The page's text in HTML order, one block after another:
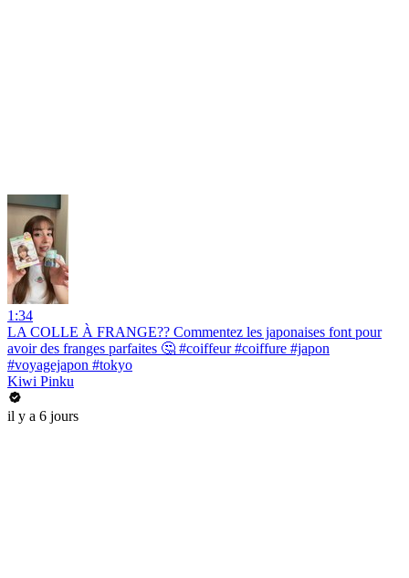
1:34
LA COLLE À FRANGE?? Commentez les japonaises font pour
avoir des franges parfaites 🤔 #coiffeur #coiffure #japon
#voyagejapon #tokyo
Kiwi Pinku
il y a 6 jours